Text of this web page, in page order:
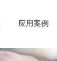
应用案例